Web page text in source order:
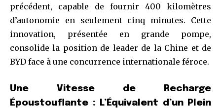
précédent, capable de fournir 400 kilomètres
d’autonomie en seulement cinq minutes. Cette
innovation, présentée en grande pompe,
consolide la position de leader de la Chine et de
BYD face à une concurrence internationale féroce.
Une Vitesse de Recharge
Époustouflante : L’Équivalent d’un Plein